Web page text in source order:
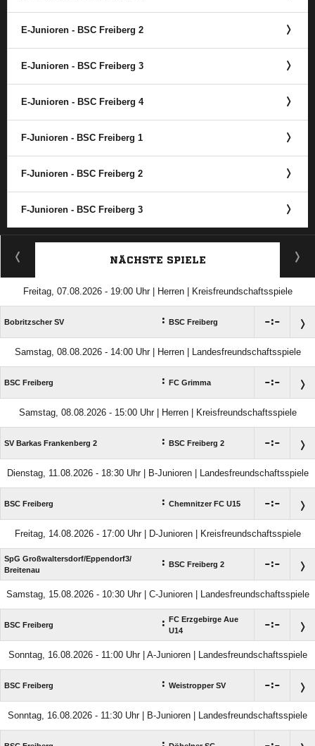
E-Junioren - BSC Freiberg 2
E-Junioren - BSC Freiberg 3
E-Junioren - BSC Freiberg 4
F-Junioren - BSC Freiberg 1
F-Junioren - BSC Freiberg 2
F-Junioren - BSC Freiberg 3
ANZEIGE
NÄCHSTE SPIELE
Freitag, 07.08.2026 - 19:00 Uhr | Herren | Kreisfreundschaftsspiele
Bobritzscher SV : BSC Freiberg :
Samstag, 08.08.2026 - 14:00 Uhr | Herren | Landesfreundschaftsspiele
BSC Freiberg : FC Grimma :
Samstag, 08.08.2026 - 15:00 Uhr | Herren | Kreisfreundschaftsspiele
SV Barkas Frankenberg 2 : BSC Freiberg 2 :
Dienstag, 11.08.2026 - 18:30 Uhr | B-Junioren | Landesfreundschaftsspiele
BSC Freiberg : Chemnitzer FC U15 :
Freitag, 14.08.2026 - 17:00 Uhr | D-Junioren | Kreisfreundschaftsspiele
SpG Großwaltersdorf/​Eppendorf3/​
Breitenau
: BSC Freiberg 2 :
Samstag, 15.08.2026 - 10:30 Uhr | C-Junioren | Landesfreundschaftsspiele
BSC Freiberg : FC Erzgebirge Aue
U14
:
Sonntag, 16.08.2026 - 11:00 Uhr | A-Junioren | Landesfreundschaftsspiele
BSC Freiberg : Weistropper SV :
Sonntag, 16.08.2026 - 11:30 Uhr | B-Junioren | Landesfreundschaftsspiele